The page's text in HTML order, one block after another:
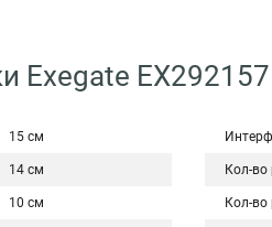
Exegate
15 см
14 см
10 см
Кол-во
Кол-во